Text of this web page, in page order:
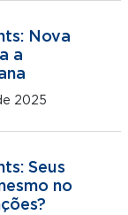
Nova
a
2025
Seus
no